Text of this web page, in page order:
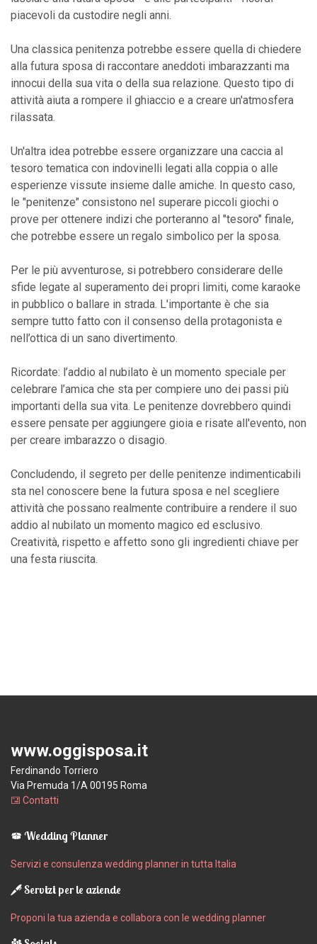
piacevoli da custodire negli anni.
Una classica penitenza potrebbe essere quella di chiedere
alla futura sposa di raccontare aneddoti imbarazzanti ma
innocui della sua vita o della sua relazione. Questo tipo di
attività aiuta a rompere il ghiaccio e a creare un'atmosfera
rilassata.
Un'altra idea potrebbe essere organizzare una caccia al
tesoro tematica con indovinelli legati alla coppia o alle
esperienze vissute insieme dalle amiche. In questo caso,
le "penitenze" consistono nel superare piccoli giochi o
prove per ottenere indizi che porteranno al "tesoro" finale,
che potrebbe essere un regalo simbolico per la sposa.
Per le più avventurose, si potrebbero considerare delle
sfide legate al superamento dei propri limiti, come karaoke
in pubblico o ballare in strada. L'importante è che sia
sempre tutto fatto con il consenso della protagonista e
nell’ottica di un sano divertimento.
Ricordate: l’addio al nubilato è un momento speciale per
celebrare l’amica che sta per compiere uno dei passi più
importanti della sua vita. Le penitenze dovrebbero quindi
essere pensate per aggiungere gioia e risate all'evento, non
per creare imbarazzo o disagio.
Concludendo, il segreto per delle penitenze indimenticabili
sta nel conoscere bene la futura sposa e nel scegliere
attività che possano realmente contribuire a rendere il suo
addio al nubilato un momento magico ed esclusivo.
Creatività, rispetto e affetto sono gli ingredienti chiave per
una festa riuscita.
www.oggisposa.it
Ferdinando Torriero
Via Premuda 1/A 00195 Roma
Contatti
Wedding Planner
Servizi e consulenza wedding planner in tutta Italia
Servizi per le aziende
Proponi la tua azienda e collabora con le wedding planner